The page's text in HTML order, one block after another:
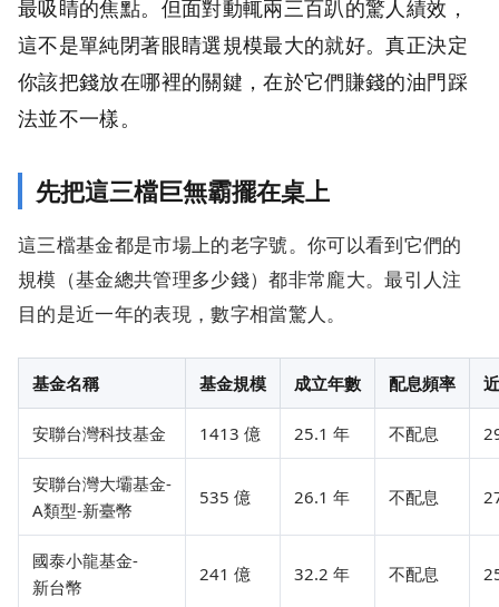
最吸睛的焦點。但面對動輒兩三百趴的驚人績效，
這不是單純閉著眼睛選規模最大的就好。真正決定
你該把錢放在哪裡的關鍵，在於它們賺錢的油門踩
法並不一樣。
先把這三檔巨無霸擺在桌上
這三檔基金都是市場上的老字號。你可以看到它們的
規模（基金總共管理多少錢）都非常龐大。最引人注
目的是近一年的表現，數字相當驚人。
基金名稱 基金規模 成立年數 配息頻率
安聯台灣科技基金 1413 億 25.1 年 不配息
安聯台灣大壩基金-
A類型-新臺幣
535 億 26.1 年 不配息
國泰小龍基金-
新台幣
241 億 32.2 年 不配息